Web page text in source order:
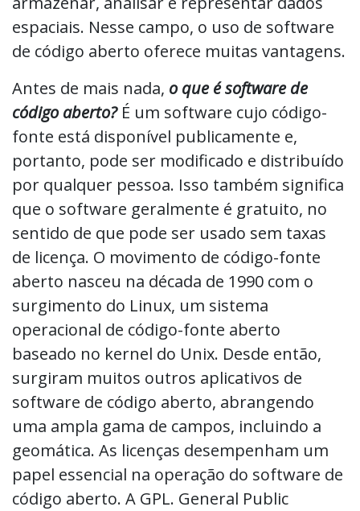
espaciais. Nesse campo, o uso de software
de código aberto oferece muitas vantagens.
Antes de mais nada, o que é software de
código aberto?É um software cujo código-
fonte está disponível publicamente e,
portanto, pode ser modificado e distribuído
por qualquer pessoa. Isso também significa
que o software geralmente é gratuito, no
sentido de que pode ser usado sem taxas
de licença. O movimento de código-fonte
aberto nasceu na década de 1990 com o
surgimento do Linux, um sistema
operacional de código-fonte aberto
baseado no kernel do Unix. Desde então,
surgiram muitos outros aplicativos de
software de código aberto, abrangendo
uma ampla gama de campos, incluindo a
geomática. As licenças desempenham um
papel essencial na operação do software de
código aberto. A GPL. General Public